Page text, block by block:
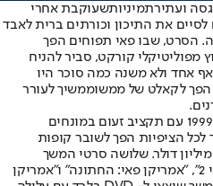
גסה ועתירתמיניותשעוקבת אחרי
את התיכון וכורתים ברית לאבד
הסרט, שבו פאי תפוחים הפך
מפוליטיקלי קורקט, סביר להניח
אחד ולא משנה כמה סוכר היו
לקאלט של ממשוממשיך לעורר
הסרט הראשון בסדרה יצא בשנת 1999 עם תקציב זעום במונחים
ובניגוד לכל הציפיות הפך לשובר קופות
עם הכנסות של יותר מ-235 מיליון דולר. שלושה סרטי המשך
"רשמיים" הגיעו אחריו: "אמריקן פאי 2", "אמריקן פאי: החתונה" ו"אמריקן